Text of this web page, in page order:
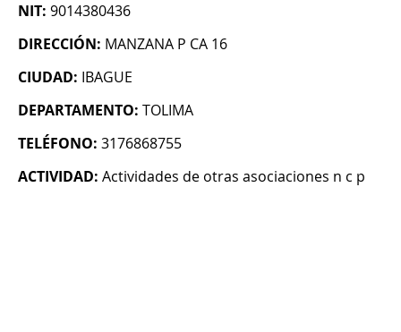
NIT: 9014380436
DIRECCIÓN: MANZANA P CA 16
CIUDAD: IBAGUE
DEPARTAMENTO: TOLIMA
TELÉFONO: 3176868755
ACTIVIDAD: Actividades de otras asociaciones n c p